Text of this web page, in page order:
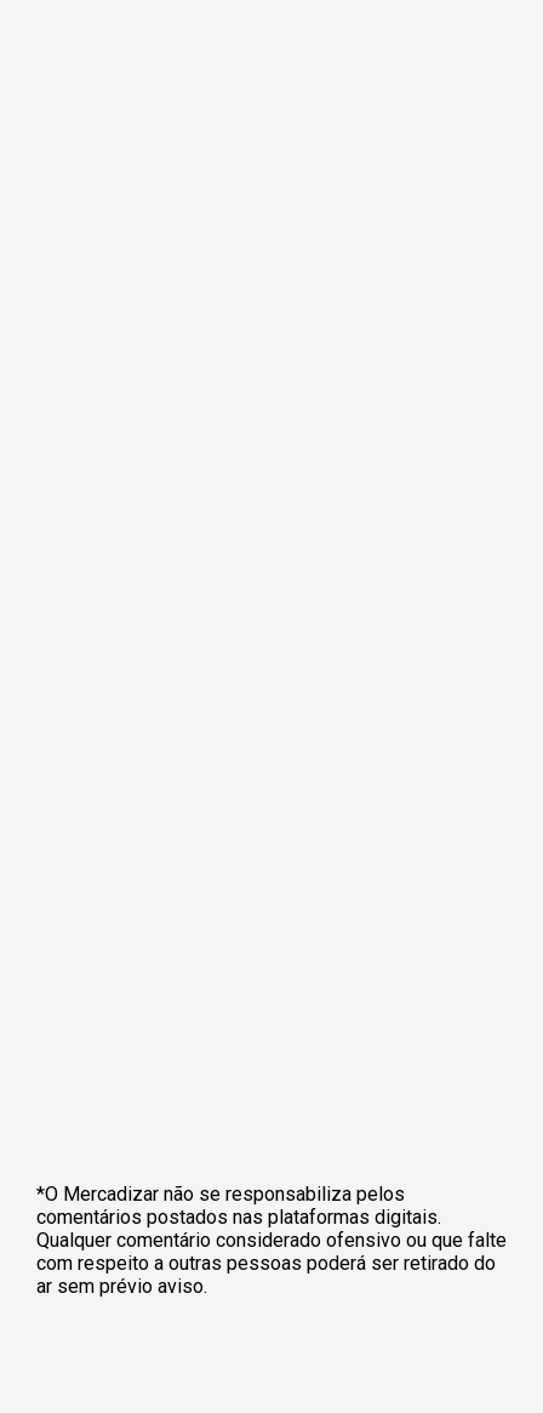
*O Mercadizar não se responsabiliza pelos
comentários postados nas plataformas digitais.
Qualquer comentário considerado ofensivo ou que falte
com respeito a outras pessoas poderá ser retirado do
ar sem prévio aviso.